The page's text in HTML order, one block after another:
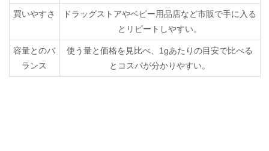
買いやすさ
ドラッグストアやベビー用品店など市販で手に入る
とリピートしやすい。
容量とのバ
ランス
使う量と価格を見比べ、1gあたりの目安で比べる
とコスパが分かりやすい。